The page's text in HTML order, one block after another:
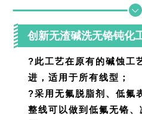
创新无渣碱洗无铬钝化
?此工艺在原有的碱蚀工
进，适用于所有线型；
?采用无氟脱脂剂、低氟
整线可以做到低氟无铬